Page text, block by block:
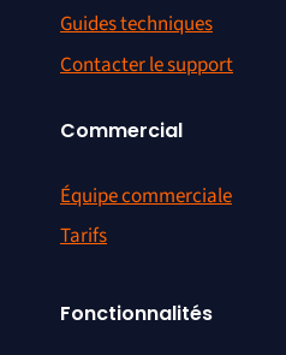
Guides techniques
Contacter le support
Commercial
Équipe commerciale
Tarifs
Fonctionnalités